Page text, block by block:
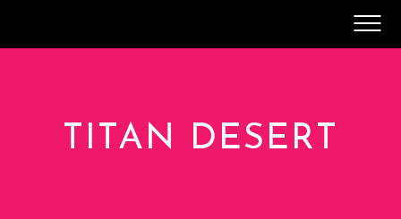
CONTACTO
TITAN DESERT